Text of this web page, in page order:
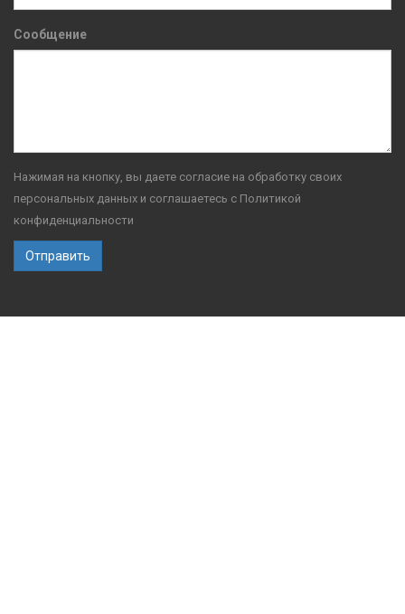
Сообщение
Нажимая на кнопку, вы даете согласие на обработку своих
персональных данных и соглашаетесь с Политикой
конфиденциальности
Отправить